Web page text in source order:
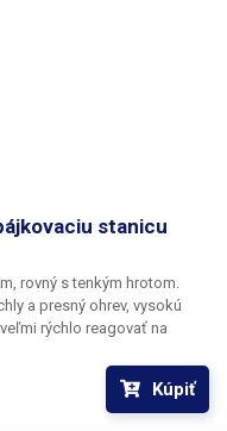
stanicu
rovný s tenkým hrotom.
a presný ohrev, vysokú
rýchlo reagovať na
vodičov s veľkým
Pozor, hroty T80 sú
Kúpiť